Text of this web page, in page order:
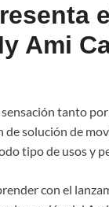
Ami
tanto
de solución de
tipo de usos y
con el